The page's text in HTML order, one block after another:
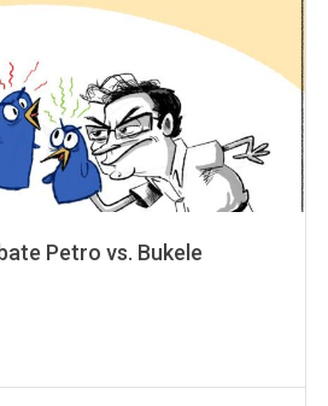
Petro vs. Bukele